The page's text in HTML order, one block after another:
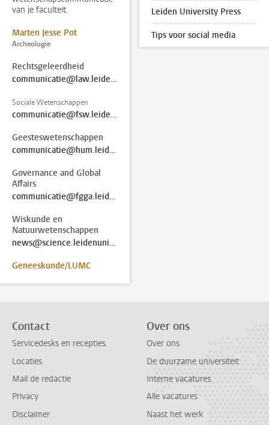
van je faculteit.
Marten Jesse Pot
Archeologie
Rechtsgeleerdheid
communicatie@law.leidenuniv.nl
Sociale Wetenschappen
communicatie@fsw.leidenuniv.nl
Geesteswetenschappen
communicatie@hum.leidenuniv.nl
Governance and Global
Affairs
communicatie@fgga.leidenuniv.nl
Wiskunde en
Natuurwetenschappen
news@science.leidenuniv.nl
Geneeskunde/LUMC
Leiden University Press
Tips voor social media
Contact
Servicedesks en recepties
Locaties
Mail de redactie
Privacy
Disclaimer
Over ons
Over ons
De duurzame universiteit
Interne vacatures
Alle vacatures
Naast het werk